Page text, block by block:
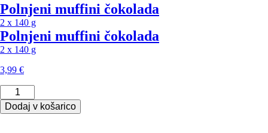
Polnjeni muffini čokolada
2 x 140 g
Polnjeni muffini čokolada
2 x 140 g
3,99 €
Polnjeni
muffini
čokolada
Dodaj v košarico